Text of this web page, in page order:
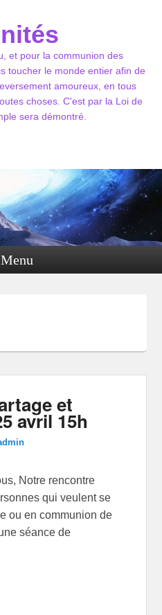
et pour la communion des
toucher le monde entier afin de
amoureux, en tous
choses. C'est par la Loi de
sera démontré.
Menu
et
avril 15h
Notre rencontre
qui veulent se
ou en communion de
séance de